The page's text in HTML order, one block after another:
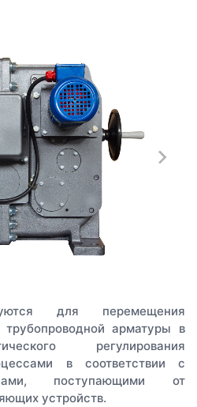
для перемещения
трубопроводной арматуры в
регулирования
в соответствии с
поступающими от
устройств.